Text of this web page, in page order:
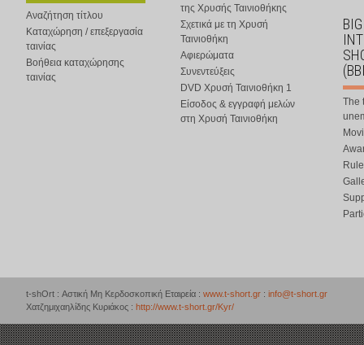
Αναζήτηση τίτλου
Καταχώρηση / επεξεργασία
ταινίας
Βοήθεια καταχώρησης
ταινίας
της Χρυσής Ταινιοθήκης
Σχετικά με τη Χρυσή
Ταινιοθήκη
Αφιερώματα
Συνεντεύξεις
DVD Χρυσή Ταινιοθήκη 1
Είσοδος & εγγραφή μελών
στη Χρυσή Ταινιοθήκη
The
t-shOrt : Αστική Μη Κερδοσκοπική Εταιρεία : www.t-short.gr : info@t-short.gr
Χατζημιχαηλίδης Κυριάκος : http://www.t-short.gr/Kyr/